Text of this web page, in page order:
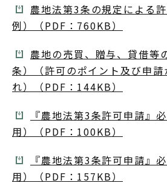
農地法第3条の規定による
例）（PDF：760KB）
農地の売買、贈与、貸借等
条）（許可のポイント及び申
れ）（PDF：144KB）
『農地法第3条許可申請』
用）（PDF：100KB）
『農地法第3条許可申請』
用）（PDF：157KB）